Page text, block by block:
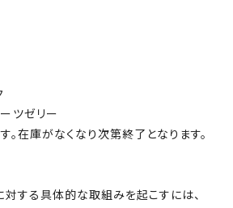
ツゼリー
在庫がなくなり次第終了となります。
対する具体的な取組みを起こすには、